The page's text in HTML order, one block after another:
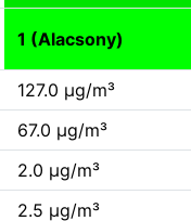
1 (Alacsony)
127.0 µg/m³
67.0 µg/m³
2.0 µg/m³
2.5 µg/m³